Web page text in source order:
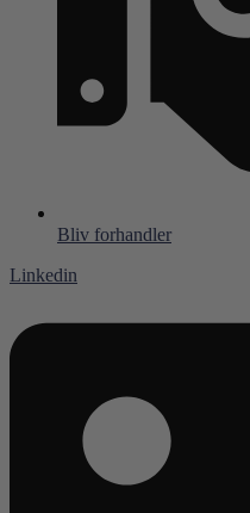
Bliv forhandler
Linkedin